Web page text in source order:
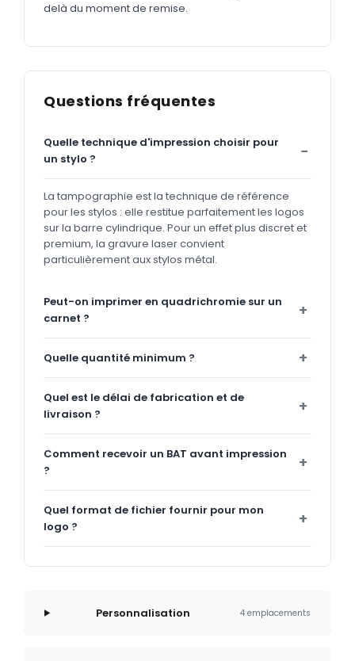
delà du moment de remise.
Questions fréquentes
Quelle technique d'impression choisir pour
un stylo ?
La tampographie est la technique de référence
pour les stylos : elle restitue parfaitement les logos
sur la barre cylindrique. Pour un effet plus discret et
premium, la gravure laser convient
particulièrement aux stylos métal.
Peut-on imprimer en quadrichromie sur un
carnet ?
Quelle quantité minimum ?
Quel est le délai de fabrication et de
livraison ?
Comment recevoir un BAT avant impression
?
Quel format de fichier fournir pour mon
logo ?
Personnalisation 4 emplacements